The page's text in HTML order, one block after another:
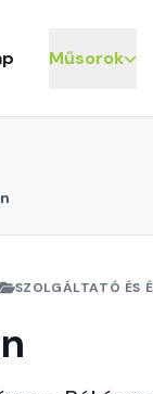
Műsorok
SZOLGÁLTATÓ ÉS